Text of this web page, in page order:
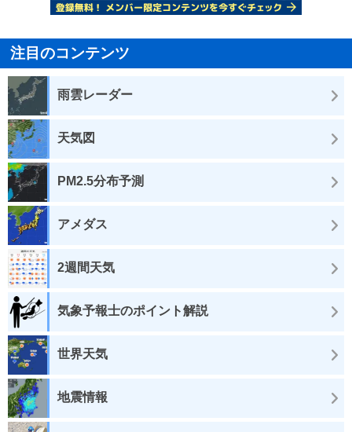
注目のコンテンツ
雨雲レーダー
天気図
PM2.5分布予測
アメダス
2週間天気
気象予報士のポイント解説
世界天気
地震情報